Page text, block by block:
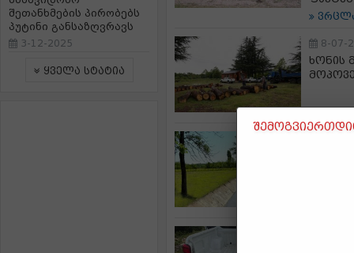
შეთანხმების პირობებს
პუტინი განსაზღვრავს
3-12-2025
ყველა სტატია
8-07-
ხონის